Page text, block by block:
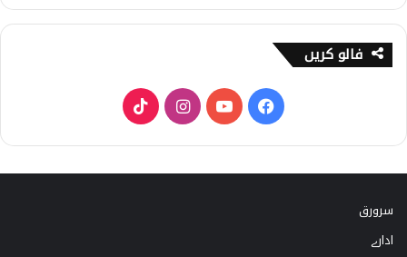
فالو کریں
F
a
c
Y
o
u
n
s
T
i
k
سرورق
ادارے